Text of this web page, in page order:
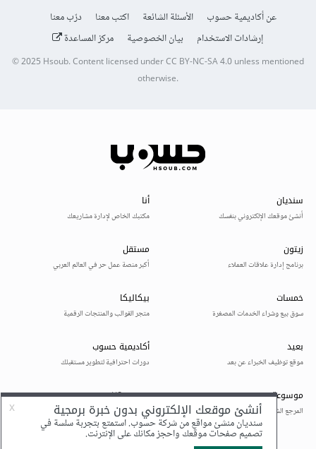
عن أكاديمية حسوب الأسئلة الشائعة اكتب معنا
درّب معنا
إرشادات الاستخدام
بيان الخصوصية مركز المساعدة
© 2025Hsoub.Content licensed underCC BY-NC-SA 4.0unless mentioned
otherwise.